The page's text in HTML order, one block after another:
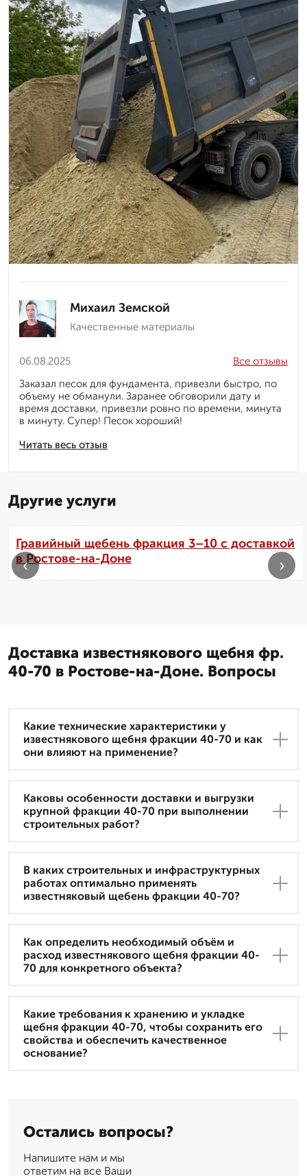
Михаил Земской
Качественные материалы
06.08.2025
Читать весь отзыв
Все отзывы
Заказал песок для фундамента, привезли быстро, по
объему не обманули. Заранее обговорили дату и
время доставки, привезли ровно по времени, минута
в минуту. Супер! Песок хороший!
Другие услуги
Гравийный щебень фракция 3–10 с доставкой
в Ростове-на-Доне
‹ ›
Доставка известнякового щебня фр.
40-70 в Ростове-на-Доне. Вопросы
Какие технические характеристики у
известнякового щебня фракции 40-70 и как
они влияют на применение?
Каковы особенности доставки и выгрузки
крупной фракции 40-70 при выполнении
строительных работ?
В каких строительных и инфраструктурных
работах оптимально применять
известняковый щебень фракции 40-70?
Как определить необходимый объём и
расход известнякового щебня фракции 40-
70 для конкретного объекта?
Какие требования к хранению и укладке
щебня фракции 40-70, чтобы сохранить его
свойства и обеспечить качественное
основание?
Остались вопросы?
Напишите нам и мы
ответим на все Ваши